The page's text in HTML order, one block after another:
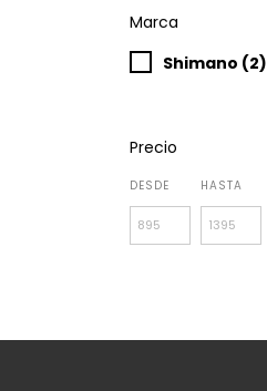
Marca
Shimano (2)
Precio
DESDE HASTA